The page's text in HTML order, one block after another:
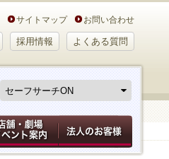
サイトマップ お問い合わせ
採用情報 よくある質問